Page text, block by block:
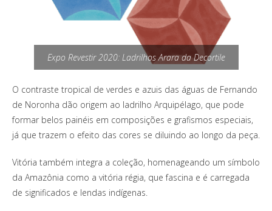
Expo Revestir 2020: Ladrilhos Arara da Decortile
O contraste tropical de verdes e azuis das águas de Fernando
de Noronha dão origem ao ladrilho Arquipélago, que pode
formar belos painéis em composições e grafismos especiais,
já que trazem o efeito das cores se diluindo ao longo da peça.
Vitória também integra a coleção, homenageando um símbolo
da Amazônia como a vitória régia, que fascina e é carregada
de significados e lendas indígenas.